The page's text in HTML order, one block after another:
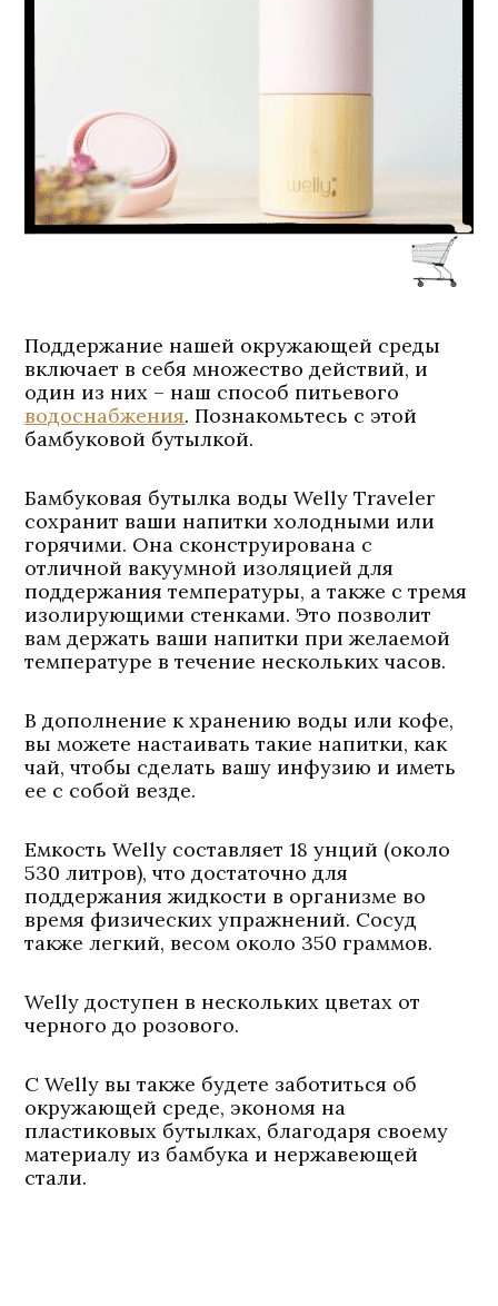
Поддержание нашей окружающей среды
включает в себя множество действий, и
один из них – наш способ питьевого
водоснабжения. Познакомьтесь с этой
бамбуковой бутылкой.
Бамбуковая бутылка воды Welly Traveler
сохранит ваши напитки холодными или
горячими. Она сконструирована с
отличной вакуумной изоляцией для
поддержания температуры, а также с тремя
изолирующими стенками. Это позволит
вам держать ваши напитки при желаемой
температуре в течение нескольких часов.
В дополнение к хранению воды или кофе,
вы можете настаивать такие напитки, как
чай, чтобы сделать вашу инфузию и иметь
ее с собой везде.
Емкость Welly составляет 18 унций (около
530 литров), что достаточно для
поддержания жидкости в организме во
время физических упражнений. Сосуд
также легкий, весом около 350 граммов.
Welly доступен в нескольких цветах от
черного до розового.
С Welly вы также будете заботиться об
окружающей среде, экономя на
пластиковых бутылках, благодаря своему
материалу из бамбука и нержавеющей
стали.